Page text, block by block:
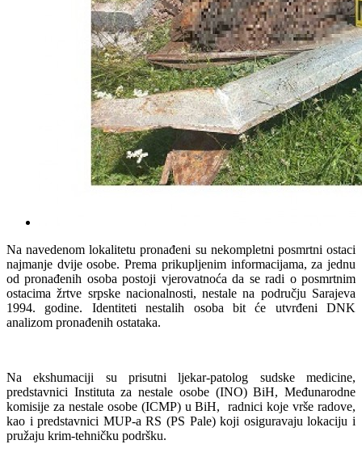
Na navedenom lokalitetu pronađeni su nekompletni posmrtni ostaci
najmanje dvije osobe. Prema prikupljenim informacijama, za jednu
od pronađenih osoba postoji vjerovatnoća da se radi o posmrtnim
ostacima žrtve srpske nacionalnosti, nestale na području Sarajeva
1994. godine. Identiteti nestalih osoba bit će utvrđeni DNK
analizom pronađenih ostataka.
Na ekshumaciji su prisutni ljekar-patolog sudske medicine,
predstavnici Instituta za nestale osobe (INO) BiH, Međunarodne
komisije za nestale osobe (ICMP) u BiH, radnici koje vrše radove,
kao i predstavnici MUP-a RS (PS Pale) koji osiguravaju lokaciju i
pružaju krim-tehničku podršku.